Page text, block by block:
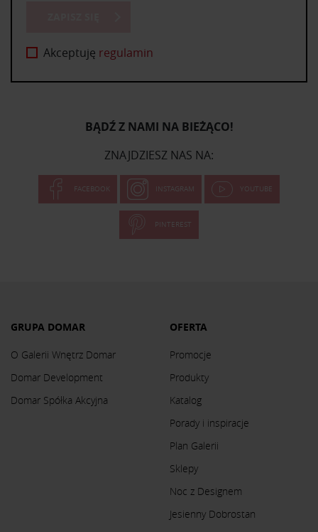
Akceptuję regulamin
BĄDŹ Z NAMI NA BIEŻĄCO!
ZNAJDZIESZ NAS NA:
FACEBOOK INSTAGRAM YOUTUBE
PINTEREST
GRUPA DOMAR
O Galerii Wnętrz Domar
Domar Development
Domar Spółka Akcyjna
OFERTA
Promocje
Produkty
Katalog
Porady i inspiracje
Plan Galerii
Sklepy
Noc z Designem
Jesienny Dobrostan